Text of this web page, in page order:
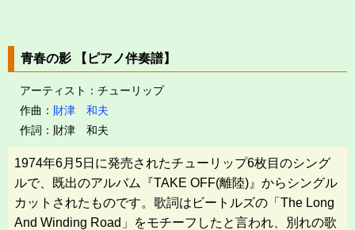
青春の影 【ピアノ伴奏譜】
アーティスト：チューリップ
作曲： 財津 和夫
作詞：財津 和夫
1974年6月5日に発売されたチューリップ6枚目のシング
ルで、既出のアルバム『TAKE OFF(離陸)』からシングル
カットされたものです。歌詞はビートルズの「The Long
And Winding Road」をモチーフしたと言われ、別れの歌